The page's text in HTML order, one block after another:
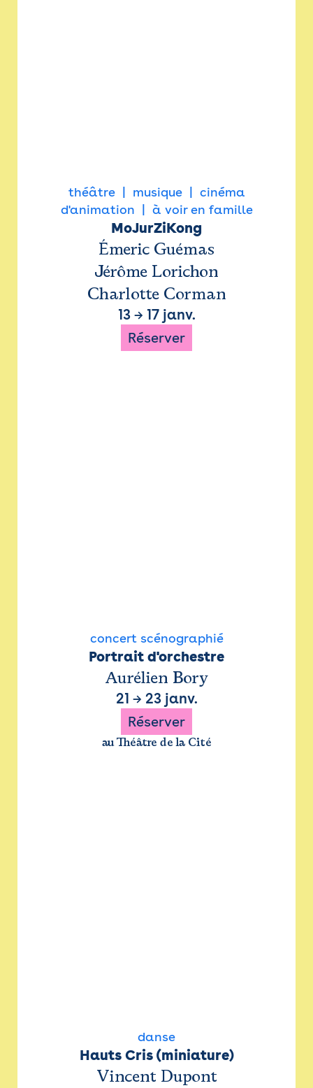
théâtre musique
cinéma
d'animation
à voir en famille
MoJurZiKong
Émeric Guémas
Jérôme Lorichon
Charlotte Corman
13→ 17 janv.
Réserver
concert scénographié
Portrait d'orchestre
Aurélien Bory
21 → 23 janv.
Réserver
au Théâtre de la Cité
danse
Hauts Cris (miniature)
Vincent Dupont